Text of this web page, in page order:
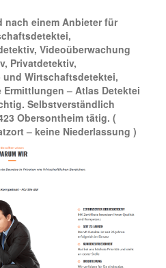
nach einem Anbieter für
Videoüberwachung
Privatdetektiv,
Wirtschaftsdetektei,
– Atlas Detektei
Selbstverständlich
Obersontheim tätig. (
– keine Niederlassung )